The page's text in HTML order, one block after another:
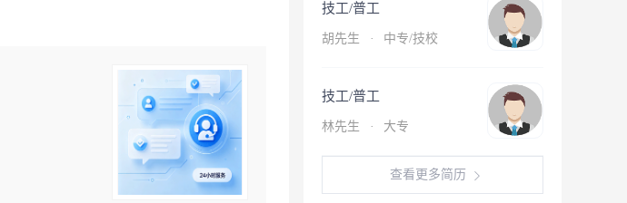
技工/普工
胡先生 · 中专/技校
技工/普工
林先生 · 大专
查看更多简历